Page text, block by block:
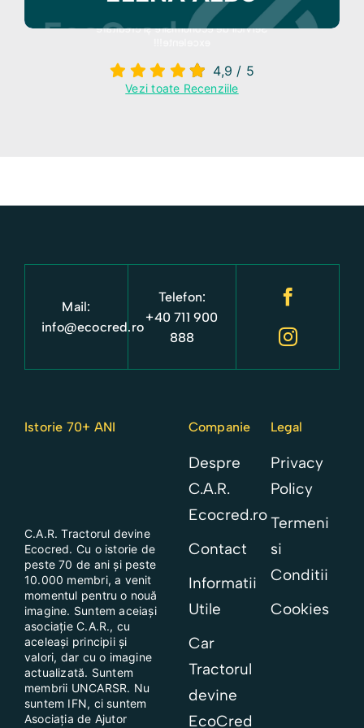
Servicii de economisire și creditare
4,9 / 5
Vezi toate Recenziile
Mail:
info@ecocred.ro
Telefon:
+40 711 900
888
Istorie 70+ ANI
C.A.R. Tractorul devine
Ecocred. Cu o istorie de
peste 70 de ani și peste
10.000 membri, a venit
momentul pentru o nouă
imagine. Suntem aceiași
asociație C.A.R., cu
aceleași principii și
valori, dar cu o imagine
actualizată. Suntem
membrii UNCARSR. Nu
suntem IFN, ci suntem
Asociația de Ajutor
Companie
Despre
C.A.R.
Ecocred.ro
Contact
Informatii
Utile
Car
Tractorul
devine
EcoCred
Legal
Privacy
Policy
Termeni
si
Conditii
Cookies